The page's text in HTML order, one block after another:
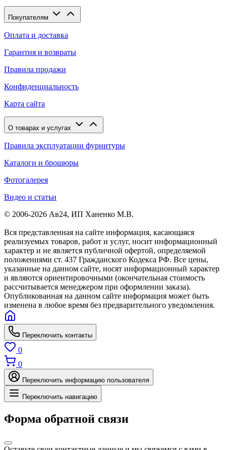
Покупателям
Оплата и доставка
Гарантия и возвраты
Правила продажи
Конфиденциальность
Карта сайта
О товарах и услугах
Правила эксплуатации фурнитуры
Каталоги и брошюры
Фотогалерея
Видео и статьи
© 2006-2026 Ав24, ИП Ханенко М.В.
Вся представленная на сайте информация, касающаяся
реализуемых товаров, работ и услуг, носит информационный
характер и не является публичной офертой, определяемой
положениями ст. 437 Гражданского Кодекса РФ. Все цены,
указанные на данном сайте, носят информационный характер
и являются ориентировочными (окончательная стоимость
рассчитывается менеджером при оформлении заказа).
Опубликованная на данном сайте информация может быть
изменена в любое время без предварительного уведомления.
Переключить контакты
0
0
Переключить информацию пользователя
Переключить навигацию
Форма обратной связи